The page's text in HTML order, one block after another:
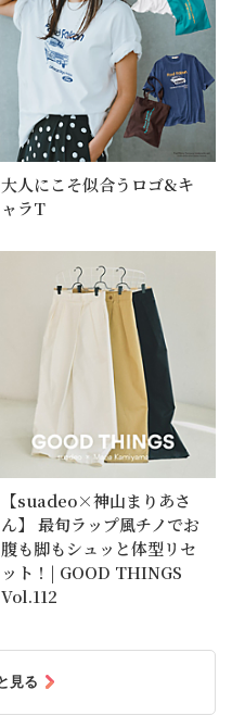
大人にこそ似合うロゴ&キ
ャラT
【suadeo×神山まりあさ
ん】 最旬ラップ風チノでお
腹も脚もシュッと体型リセ
ット！| GOOD THINGS
Vol.112
見る